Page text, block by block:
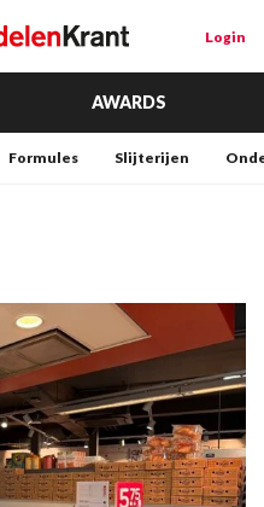
Login
AWARDS
Formules Slijterijen